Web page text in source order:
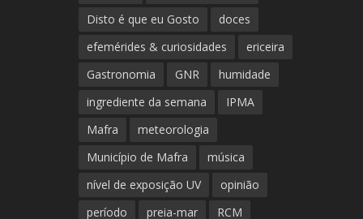
Disto é que eu Gosto
doces
efemérides & curiosidades
ericeira
Gastronomia
GNR
humidade
ingrediente da semana
IPMA
Mafra
meteorologia
Município de Mafra
música
nível de exposição UV
opinião
período
preia-mar RCM